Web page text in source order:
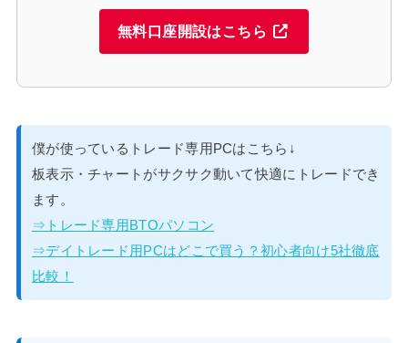
無料口座開設はこちら
僕が使っているトレード専用PCはこちら↓
板表示・チャートがサクサク動いて快適にトレードでき
ます。
⇒トレード専用BTOパソコン
⇒デイトレード用PCはどこで買う？初心者向け5社徹底
比較！